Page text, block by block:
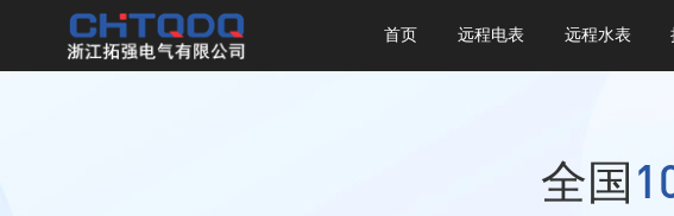
首页 远程电表 远程水表
全国